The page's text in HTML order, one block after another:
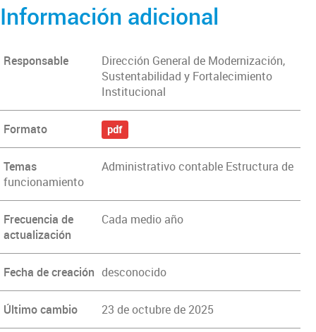
Información adicional
Responsable
Dirección General de Modernización,
Sustentabilidad y Fortalecimiento
Institucional
Formato pdf
Temas
Administrativo contable Estructura de
funcionamiento
Frecuencia de
actualización
Cada medio año
Fecha de creación desconocido
Último cambio 23 de octubre de 2025